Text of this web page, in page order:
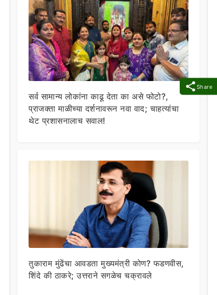
Share
सर्व सामान्य लोकांना काढू देता का असे फोटो?,
प्राजक्ता माळीच्या दर्शनावरून नवा वाद; चाहत्यांचा
थेट प्रशासनालाच सवाल!
तुकाराम मुंढेंचा आवडता मुख्यमंत्री कोण? फडणवीस,
शिंदे की ठाकरे; उत्तराने सगळेच चक्रावले